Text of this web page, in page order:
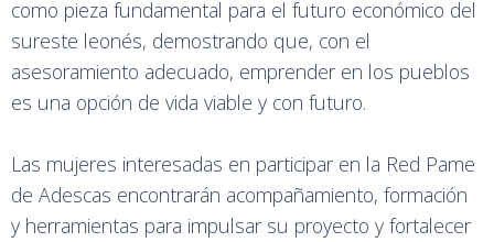
como pieza fundamental para el futuro económico del
sureste leonés, demostrando que, con el
asesoramiento adecuado, emprender en los pueblos
es una opción de vida viable y con futuro.
Las mujeres interesadas en participar en la Red Pame
de Adescas encontrarán acompañamiento, formación
y herramientas para impulsar su proyecto y fortalecer